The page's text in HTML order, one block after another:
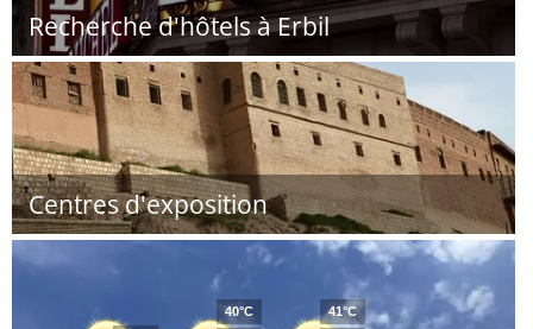
Recherche d'hôtels à Erbil
Centres d'exposition
40°C
41°C